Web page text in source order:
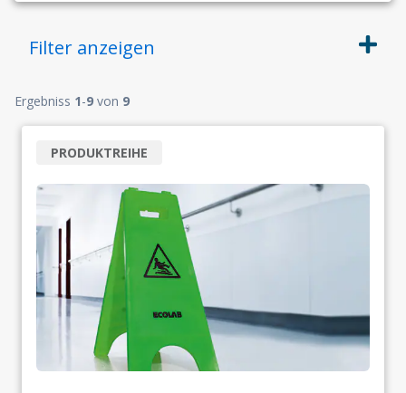
Filter anzeigen
Ergebniss 1-9 von 9
PRODUKTREIHE